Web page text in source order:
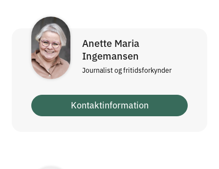
Anette Maria
Ingemansen
Journalist og fritidsforkynder
Kontaktinformation